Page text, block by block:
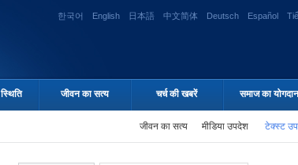
한국어 English 日本語 中文简体 Deutsch Español
जीवन का सत्य चर्च की खबरें समाज का योगदान
जीवन का सत्य मीडिया उपदेश टेक्स्ट